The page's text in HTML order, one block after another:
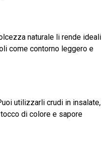
naturale li rende ideali
come contorno leggero e
utilizzarli crudi in insalate,
di colore e sapore